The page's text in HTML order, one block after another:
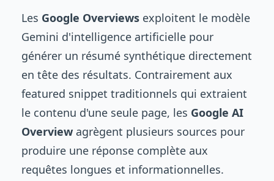
Les Google Overviews exploitent le modèle
Gemini d'intelligence artificielle pour
générer un résumé synthétique directement
en tête des résultats. Contrairement aux
featured snippet traditionnels qui extraient
le contenu d'une seule page, les Google AI
Overview agrègent plusieurs sources pour
produire une réponse complète aux
requêtes longues et informationnelles.